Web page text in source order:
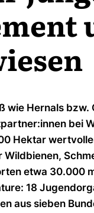
wie Hernals
bei
Hektar
Wildbienen,
etwa 30.000
18
aus sieben